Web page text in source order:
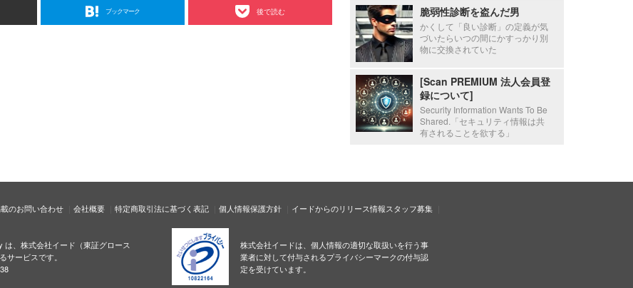
ブックマーク 後で読む 脆弱性診断を盗んだ男
かくして「良い診断」の定義が気
づいたらいつの間にかすっかり別
物に交換されていた
[Scan PREMIUM 法人会員登
録について]
Security Information Wants To Be
Shared.「セキュリティ情報は共
有されることを欲する」
のお問い合わせ 会社概要 特定商取引法に基づく表記 個人情報保護方針 イードからのリリース情報スタッフ募集
は、株式会社イード（東証グロース
サービスです。
株式会社イードは、個人情報の適切な取扱いを行う事
業者に対して付与されるプライバシーマークの付与認
定を受けています。